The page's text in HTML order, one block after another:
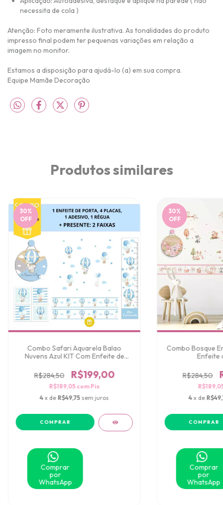
necessita de cola )
Atenção: Foto meramente ilustrativa. As tonalidades do produto
impresso final podem ter pequenas variações em relação a
imagem no monitor.
Estamos a disposição para ajudá-lo (a) em sua compra.
Equipe Mamãe Decoração
Produtos similares
30%
OFF
Combo Safari Aquarela Balao
Nuvens Azul KIT Com Enfeite de
R$284,50
R$199,00
R$189,05comPix
4 x de R$49,75 sem juros
Comprar
por
WhatsApp
30%
OFF
Combo Bosque
Enfeite
R$284,50
4 x de
Comprar
por
WhatsApp